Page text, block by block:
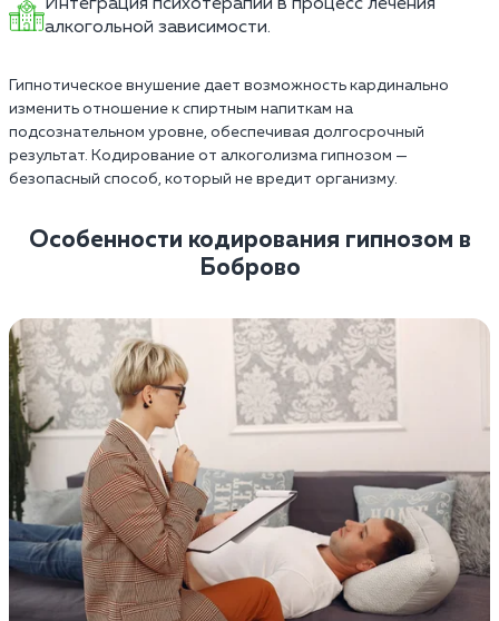
алкогольной зависимости.
Гипнотическое внушение дает возможность кардинально
изменить отношение к спиртным напиткам на
подсознательном уровне, обеспечивая долгосрочный
результат. Кодирование от алкоголизма гипнозом —
безопасный способ, который не вредит организму.
Особенности кодирования гипнозом в
Боброво